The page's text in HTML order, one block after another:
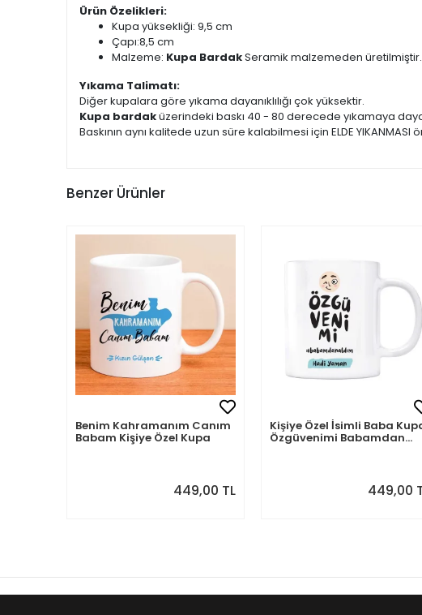
Ürün Özelikleri:
Kupa yüksekliği: 9,5 cm
Çapı:8,5 cm
Malzeme: Kupa BardakSeramik malzemeden üretilmiştir.
Yıkama Talimatı:
Diğer kupalara göre yıkama dayanıklılığı çok yüksektir.
Kupa bardaküzerindeki baskı 40 - 80 derecede yıkamaya
Baskının aynı kalitede uzun süre kalabilmesi için ELDE YIKANMASI
Benzer Ürünler
Benim Kahramanım Canım
Babam Kişiye Özel Kupa
449,00 TL
Kişiye Özel İsimli Baba
Özgüvenimi Babamdan
449,00